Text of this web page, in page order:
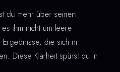
du mehr über seinen
ihm nicht um leere
die sich in
Diese Klarheit spürst du in